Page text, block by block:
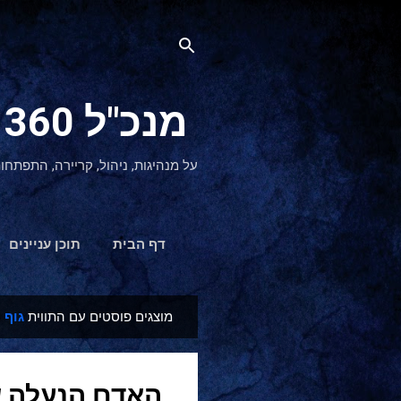
מנכ"ל 360 CEO - מנהיגות והתפתחות אישית
על מנהיגות, ניהול, קריירה,
דף הבית תוכן עניינים
ש
מוצגים פוסטים עם התווית גוף